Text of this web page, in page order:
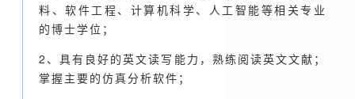
料、软件工程、计算机科学、人工智能等相关专业
的博士学位；
2、具有良好的英文读写能力，熟练阅读英文文献；
掌握主要的仿真分析软件；